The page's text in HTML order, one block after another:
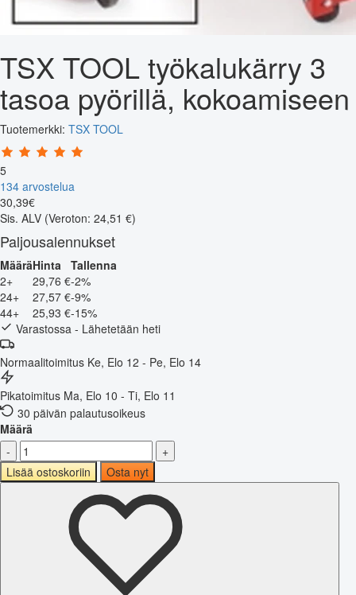
TSX TOOL työkalukärry 3
tasoa pyörillä, kokoamiseen
Tuotemerkki: TSX TOOL
5
134 arvostelua
30,39€
Sis. ALV (Veroton: 24,51 €)
Paljousalennukset
MääräHinta
Tallenna
2+
29,76 €-2%
24+
27,57 €-9%
44+
25,93 €-15%
Varastossa - Lähetetään heti
Normaalitoimitus Ke, Elo 12 - Pe, Elo 14
Pikatoimitus Ma, Elo 10 - Ti, Elo 11
30 päivän palautusoikeus
Määrä
-
+
Lisää ostoskoriin
Osta nyt